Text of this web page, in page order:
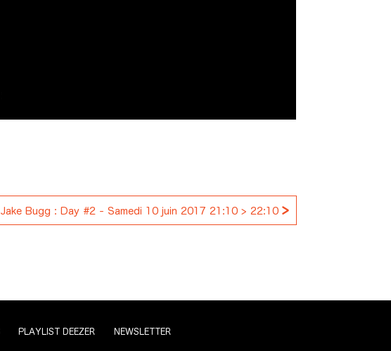
Jake Bugg : Day #2 - Samedi 10 juin 2017 21:10 > 22:10 >
PLAYLIST DEEZER NEWSLETTER